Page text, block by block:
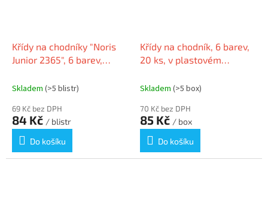
Křídy na chodníky "Noris
Junior 2365", 6 barev,
C6
Skladem (>5 blistr)
69 Kč bez DPH
84 Kč / blistr
Do košíku
Křídy na chodník, 6 barev,
20 ks, v plastovém
526512
Skladem (>5 box)
70 Kč bez DPH
85 Kč / box
Do košíku